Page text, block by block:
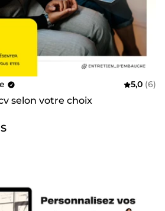
5,0 (6)
selon votre choix